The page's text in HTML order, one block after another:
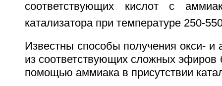
cоответcтвующих киcлот с
катализатора при температуре 250-
Известны способы получения окси- и
из соответствующих сложных эфиров
помощью аммиака в присутствии